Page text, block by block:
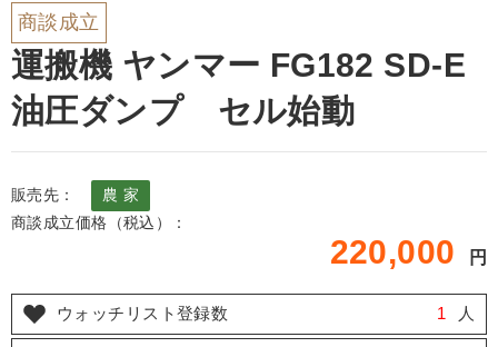
商談成立
運搬機 ヤンマー FG182 SD-E
油圧ダンプ セル始動
販売先：
農 家
商談成立価格（税込）：
220,000 円
ウォッチリスト登録数 1 人